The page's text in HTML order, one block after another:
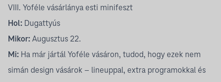
VIII. Yoféle vásárlánya esti minifeszt
Hol: Dugattyús
Mikor: Augusztus 22.
Mi: Ha már jártál Yoféle vásáron, tudod, hogy ezek nem
simán design vásárok – lineuppal, extra programokkal és